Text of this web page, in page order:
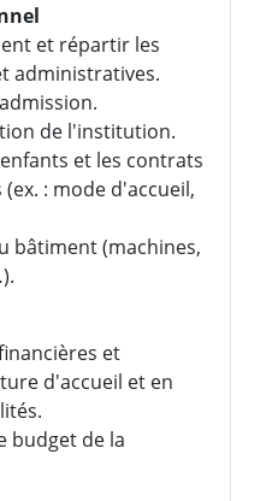
et répartir les
administratives.
de l'institution.
et les contrats
: mode d'accueil,
bâtiment (machines,
et
d'accueil et en
budget de la